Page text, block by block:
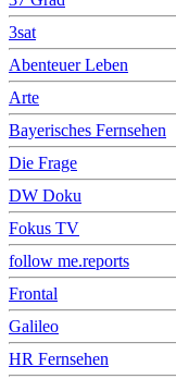
3sat
Abenteuer Leben
Arte
Bayerisches Fernsehen
Die Frage
DW Doku
Fokus TV
follow me.reports
Frontal
Galileo
HR Fernsehen